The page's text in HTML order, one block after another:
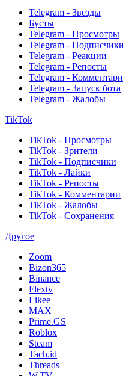
Telegram - Звезды
Бусты
Telegram - Просмотры
Telegram - Подписчики
Telegram - Реакции
Telegram - Репосты
Telegram -
Telegram - Запуск бота
Telegram - Жалобы
TikTok
TikTok - Просмотры
TikTok - Зрители
TikTok - Подписчики
TikTok - Лайки
TikTok - Репосты
TikTok - Комментарии
TikTok - Жалобы
TikTok - Сохранения
Другое
Zoom
Bizon365
Binance
Flextv
Likee
MAX
Prime.GS
Roblox
Steam
Tach.id
Threads